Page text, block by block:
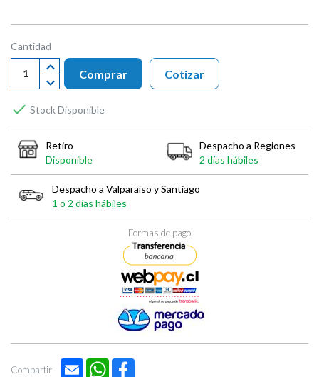
Cantidad
Comprar
 Stock Disponible
Cotizar
Retiro
Disponible
Despacho a Regiones
2 días hábiles
Despacho a Valparaíso y Santiago
1 o 2 días hábiles
Formas de pago
Compartir Email WhatsApp